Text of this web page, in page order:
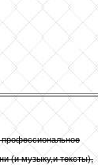
профессиональное
(и музыку,и тексты),